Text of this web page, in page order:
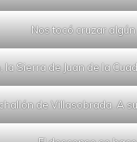
Nos tocó cruzar
la Sierra de Juan de la
de Villasobrada. A